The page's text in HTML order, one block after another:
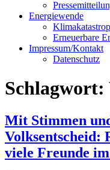
Energiewende
Erneuerbare
Impressum/Kontakt
Datenschutz
Schlagwort:
Mit Stimmen
Volksentscheid:
viele Freunde